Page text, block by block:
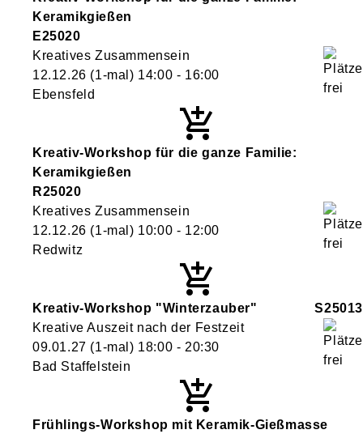
Keramikgießen
E25020
Kreatives Zusammensein
12.12.26 (1-mal) 14:00 - 16:00
Ebensfeld
Kreativ-Workshop für die ganze Familie:
Keramikgießen
R25020
Kreatives Zusammensein
12.12.26 (1-mal) 10:00 - 12:00
Redwitz
Kreativ-Workshop "Winterzauber"
S25013
Kreative Auszeit nach der Festzeit
09.01.27 (1-mal) 18:00 - 20:30
Bad Staffelstein
Frühlings-Workshop mit Keramik-Gießmasse